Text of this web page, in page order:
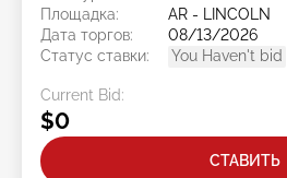
Площадка:
AR - LINCOLN
Дата торгов:
08/13/2026
Статус ставки:
You Haven't bid
Current Bid:
$0
СТАВИТЬ